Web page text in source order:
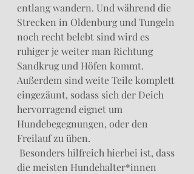
entlang wandern. Und während die
Strecken in Oldenburg und Tungeln
noch recht belebt sind wird es
ruhiger je weiter man Richtung
Sandkrug und Höfen kommt.
Außerdem sind weite Teile komplett
eingezäunt, sodass sich der Deich
hervorragend eignet um
Hundebegegnungen, oder den
Freilauf zu üben.
die meisten Hundehalter*innen